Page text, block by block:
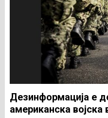
Дезинформација е
американска војска